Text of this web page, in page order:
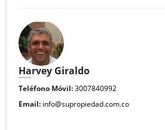
Harvey Giraldo
Teléfono Móvil:3007840992
Email: info@supropiedad.com.co